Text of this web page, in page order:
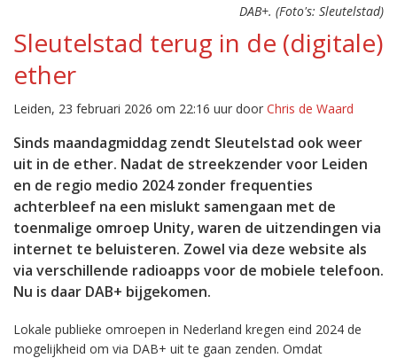
DAB+. (Foto's: Sleutelstad)
Sleutelstad terug in de (digitale)
ether
Leiden, 23 februari 2026 om 22:16 uur door Chris de Waard
Sinds maandagmiddag zendt Sleutelstad ook weer
uit in de ether. Nadat de streekzender voor Leiden
en de regio medio 2024 zonder frequenties
achterbleef na een mislukt samengaan met de
toenmalige omroep Unity, waren de uitzendingen via
internet te beluisteren. Zowel via deze website als
via verschillende radioapps voor de mobiele telefoon.
Nu is daar DAB+ bijgekomen.
Lokale publieke omroepen in Nederland kregen eind 2024 de
mogelijkheid om via DAB+ uit te gaan zenden. Omdat